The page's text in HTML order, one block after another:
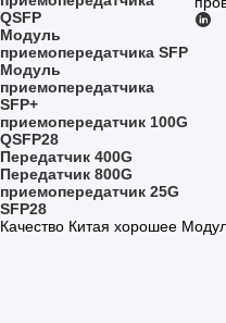
QSFP
Модуль
приемопередатчика SFP
Модуль
приемопередатчика
SFP+
приемопередатчик 100G
QSFP28
Передатчик 400G
Передатчик 800G
приемопередатчик 25G
SFP28
Качество Китая хорошее